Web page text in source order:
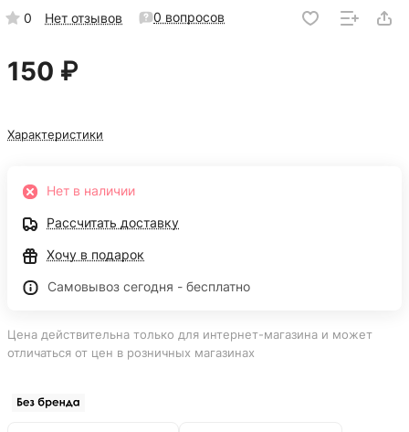
0 Нет отзывов 0 вопросов
150 ₽
Характеристики
Нет в наличии
Рассчитать доставку
Хочу в подарок
Самовывоз сегодня - бесплатно
Цена действительна только для интернет-магазина и может
отличаться от цен в розничных магазинах